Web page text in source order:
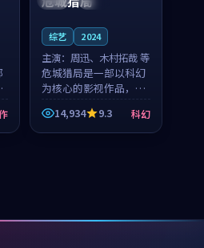
综艺 2024
主演： 周迅、木村拓哉 等
危城猎局是一部以科幻
为核心的影视作品，围
绕危机、反转与人物成
长展开，整体节奏紧
凑，值得推荐观看。
14,934 9.3 科幻